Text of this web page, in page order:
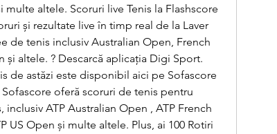
altele. Scoruri live Tenis la Flashscore
și rezultate live în timp real de la Laver
de tenis inclusiv Australian Open, French
altele. ? Descarcă aplicația Digi Sport.
de astăzi este disponibil aici pe Sofascore
oferă scoruri de tenis pentru
ATP Australian Open , ATP French
US Open și multe altele. Plus, ai 100 Rotiri